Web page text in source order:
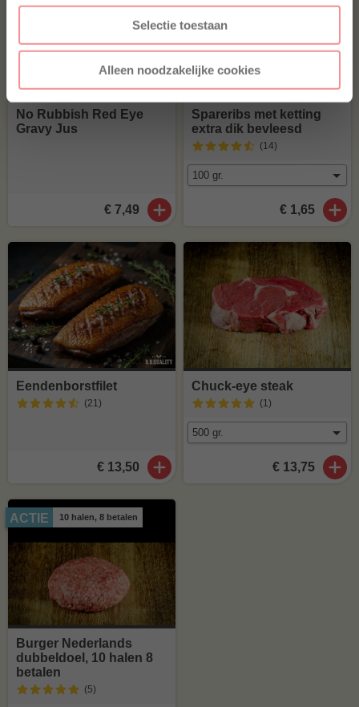
Selectie toestaan
Alleen noodzakelijke cookies
No Rubbish Red Eye
Gravy Jus
€ 7,49
Spareribs met ketting
extra dik bevleesd
(14)
€ 1,65
Eendenborstfilet
(21)
€ 13,50
Chuck-eye steak
(1)
€ 13,75
ACTIE 10 halen, 8 betalen
Burger Nederlands
dubbeldoel, 10 halen 8
betalen
(5)